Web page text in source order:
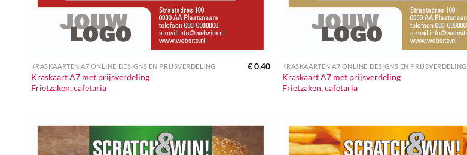
KRASKAARTEN A7 ONLINE DESIGNS EN PRIJSVERDELING
Kraskaart A7 met prijsverdeling
Frietzaken, cafetaria
€0,40 KRASKAARTEN A7 ONLINE DESIGNS EN PRIJSVERDELING
Kraskaart A7 met prijsverdeling
Frietzaken, cafetaria